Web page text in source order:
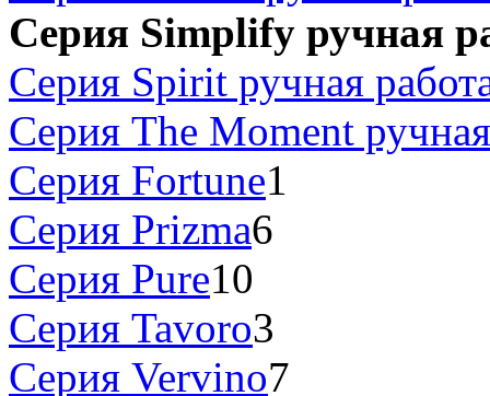
Серия Simplify ручная
Серия Spirit ручная
Серия The Moment
Серия Fortune1
Серия Prizma6
Серия Pure10
Серия Tavoro3
Серия Vervino7